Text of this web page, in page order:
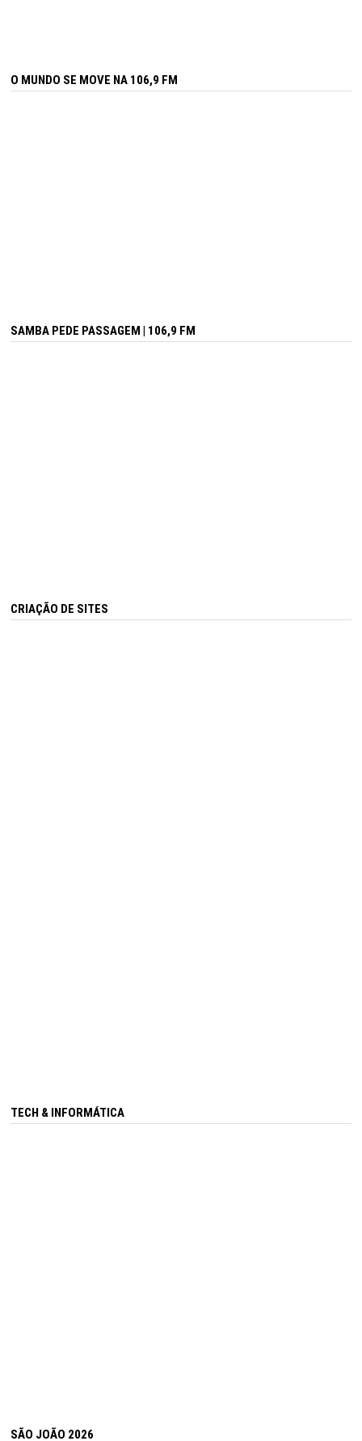
O MUNDO SE MOVE NA 106,9 FM
SAMBA PEDE PASSAGEM | 106,9 FM
CRIAÇÃO DE SITES
TECH & INFORMÁTICA
SÃO JOÃO 2026